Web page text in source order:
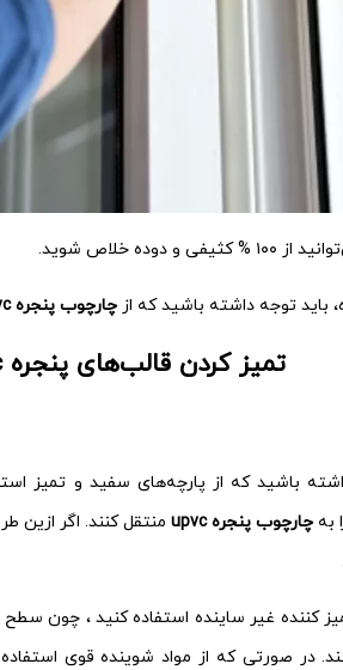
خلاص شوید.
باید توجه داشته باشید که ازچارچوب‌ پنجره upvc
تمیز کردن قالب‌های پنجره upvc
باشید که از پارچه‌های سفید و تمیز
به چارچوب پنجره upvc منتقل کنند. اگر ازین
کننده غیر ساینده استفاده کنید ، چون
در صورتی که از مواد شوینده قوی